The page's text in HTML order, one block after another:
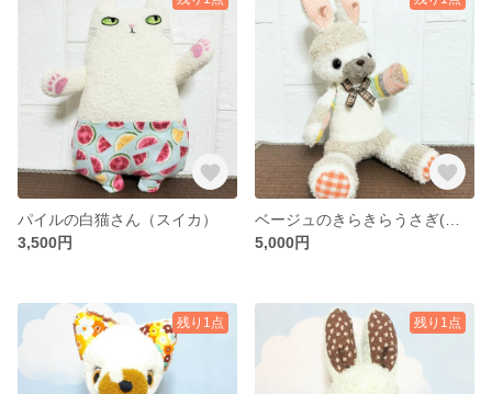
パイルの白猫さん（スイカ）
3,500円
5,000円
残り1点 残り1点